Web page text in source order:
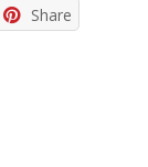
Share